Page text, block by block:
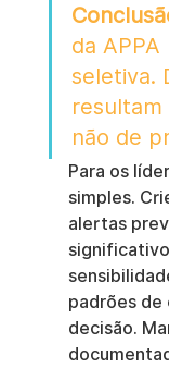
da
seletiva.
resultam
não de
Para os
simples.
alertas
padrões de
decisão.